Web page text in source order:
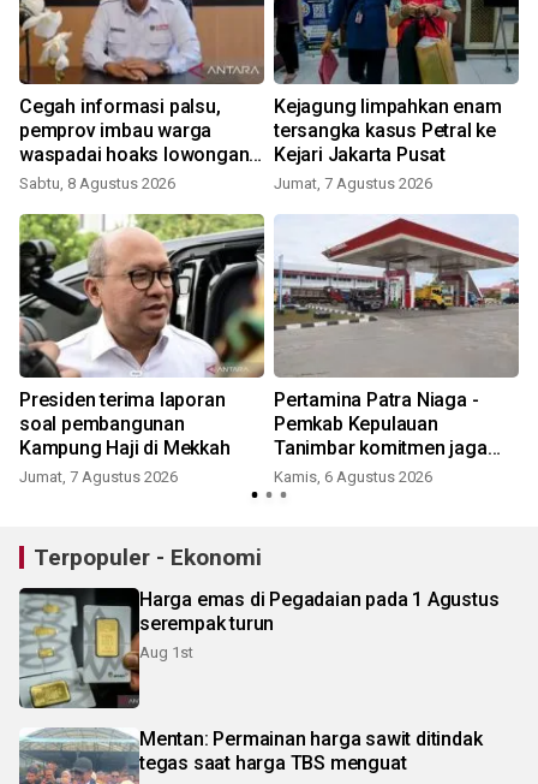
Cegah informasi palsu,
pemprov imbau warga
waspadai hoaks lowongan
kerja Blok Masela
Sabtu, 8 Agustus 2026
Kejagung limpahkan enam
tersangka kasus Petral ke
Kejari Jakarta Pusat
Jumat, 7 Agustus 2026
Presiden terima laporan
soal pembangunan
Kampung Haji di Mekkah
Jumat, 7 Agustus 2026
Pertamina Patra Niaga -
Pemkab Kepulauan
Tanimbar komitmen jaga
keandalan suplai BBM di
Saumlaki
Kamis, 6 Agustus 2026
Terpopuler - Ekonomi
Harga emas di Pegadaian pada 1 Agustus
serempak turun
Aug 1st
Mentan: Permainan harga sawit ditindak
tegas saat harga TBS menguat